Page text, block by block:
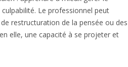
Le professionnel peut
restructuration de la pensée ou des
elle, une capacité à se projeter et